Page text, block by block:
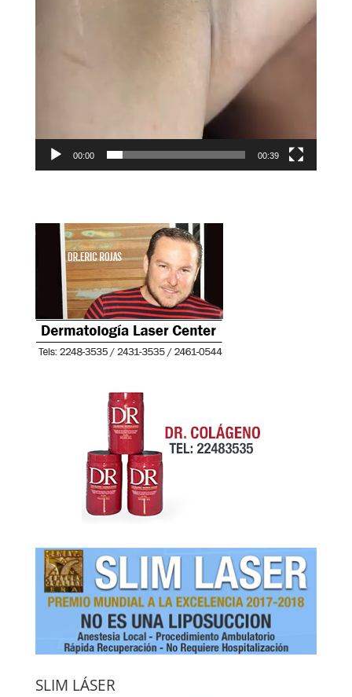
00:00 00:39
SLIM LÁSER